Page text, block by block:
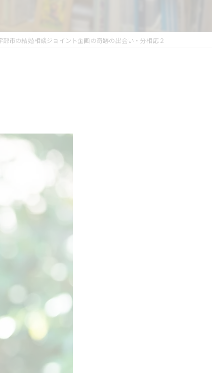
部市の結婚相談ジョイント企画の奇跡の出会い・分相応２